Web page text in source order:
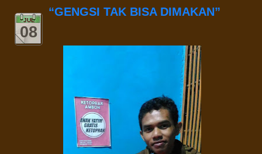
JUL
08
“GENGSI TAK BISA DIMAKAN”